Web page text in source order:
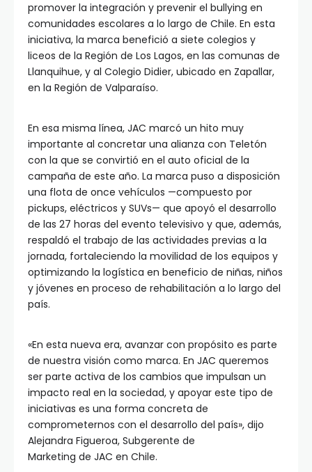
promover la integración y prevenir el bullying en
comunidades escolares a lo largo de Chile. En esta
iniciativa, la marca benefició a siete colegios y
liceos de la Región de Los Lagos, en las comunas de
Llanquihue, y al Colegio Didier, ubicado en Zapallar,
en la Región de Valparaíso.
En esa misma línea, JAC marcó un hito muy
importante al concretar una alianza con Teletón
con la que se convirtió en el auto oficial de la
campaña de este año. La marca puso a disposición
una flota de once vehículos —compuesto por
pickups, eléctricos y SUVs— que apoyó el desarrollo
de las 27 horas del evento televisivo y que, además,
respaldó el trabajo de las actividades previas a la
jornada, fortaleciendo la movilidad de los equipos y
optimizando la logística en beneficio de niñas, niños
y jóvenes en proceso de rehabilitación a lo largo del
país.
«En esta nueva era, avanzar con propósito es parte
de nuestra visión como marca. En JAC queremos
ser parte activa de los cambios que impulsan un
impacto real en la sociedad, y apoyar este tipo de
iniciativas es una forma concreta de
comprometernos con el desarrollo del país», dijo
Alejandra Figueroa, Subgerente de
Marketing de JAC en Chile.